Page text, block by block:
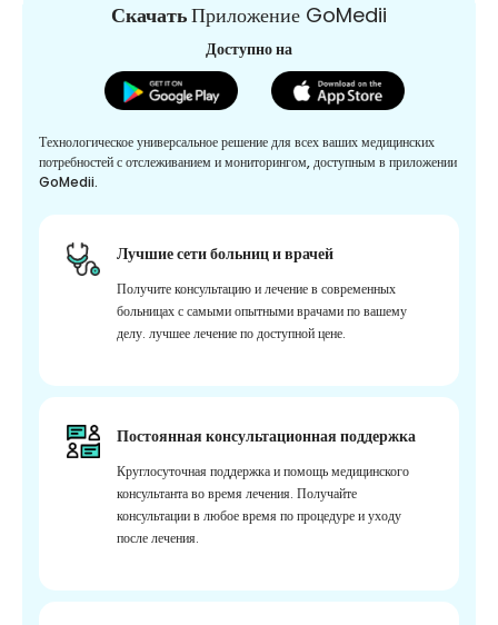
СкачатьПриложение GoMedii
Доступно на
Технологическое универсальное решение для всех ваших медицинских
потребностей с отслеживанием и мониторингом, доступным в приложении
GoMedii.
Лучшие сети больниц и врачей
Получите консультацию и лечение в современных
больницах с самыми опытными врачами по вашему
делу. лучшее лечение по доступной цене.
Постоянная консультационная поддержка
Круглосуточная поддержка и помощь медицинского
консультанта во время лечения. Получайте
консультации в любое время по процедуре и уходу
после лечения.